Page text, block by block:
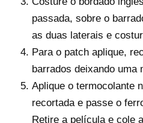
passada, sobre o
as duas laterais e
Para o patch aplique,
barrados deixando uma
Aplique o termocolante
recortada e passe o
Retire a película e cole